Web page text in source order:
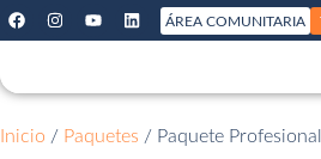
ÁREA COMUNITARIA
Inicio / Paquetes / Paquete